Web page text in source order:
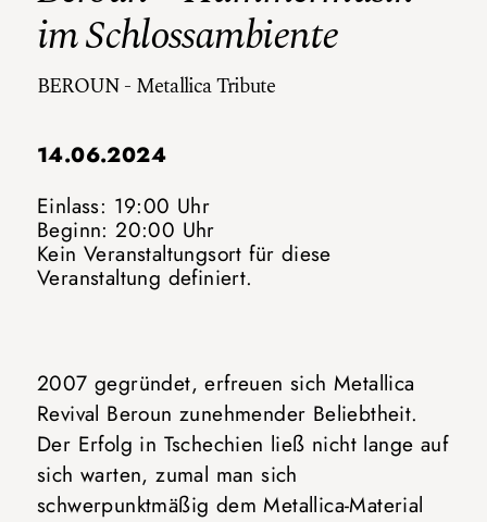
im Schlossambiente
BEROUN - Metallica Tribute
14.06.2024
Einlass: 19:00 Uhr
Beginn: 20:00 Uhr
Kein Veranstaltungsort für diese
Veranstaltung definiert.
2007 gegründet, erfreuen sich Metallica
Revival Beroun zunehmender Beliebtheit.
Der Erfolg in Tschechien ließ nicht lange auf
sich warten, zumal man sich
schwerpunktmäßig dem Metallica-Material